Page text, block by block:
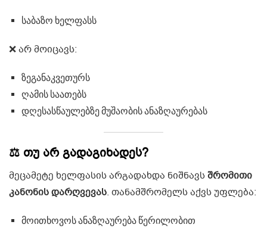
საბაზო ხელფასს
❌ არ მოიცავს:
ზეგანაკვეთურს
ღამის საათებს
დღესასწაულებზე მუშაობის ანაზღაურებას
⚖️ თუ არ გადაგიხადეს?
მეცამეტე ხელფასის არგადახდა ნიშნავსშრომითი
კანონის დარღვევას. თანამშრომელს აქვს უფლება:
მოითხოვოს ანაზღაურება წერილობით